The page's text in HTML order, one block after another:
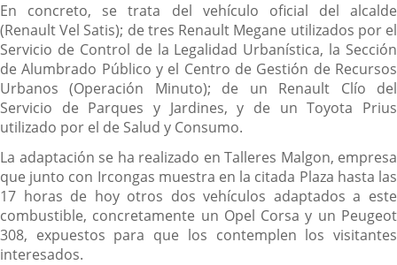
En concreto, se trata del vehículo oficial del alcalde
(Renault Vel Satis); de tres Renault Megane utilizados por el
Servicio de Control de la Legalidad Urbanística, la Sección
de Alumbrado Público y el Centro de Gestión de Recursos
Urbanos (Operación Minuto); de un Renault Clío del
Servicio de Parques y Jardines, y de un Toyota Prius
utilizado por el de Salud y Consumo.
La adaptación se ha realizado en Talleres Malgon, empresa
que junto con Ircongas muestra en la citada Plaza hasta las
17 horas de hoy otros dos vehículos adaptados a este
combustible, concretamente un Opel Corsa y un Peugeot
308, expuestos para que los contemplen los visitantes
interesados.